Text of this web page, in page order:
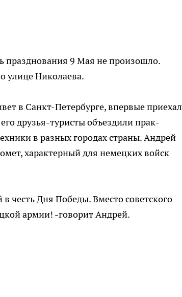
празднования 9 Мая не произошло.
улице Николаева.
в Санкт-Петербурге, впервые приехал
друзья-туристы объездили прак­
в разных городах страны. Андрей
харак­терный для немецких войск
честь Дня Победы. Вместо советского
армии! -говорит Андрей.